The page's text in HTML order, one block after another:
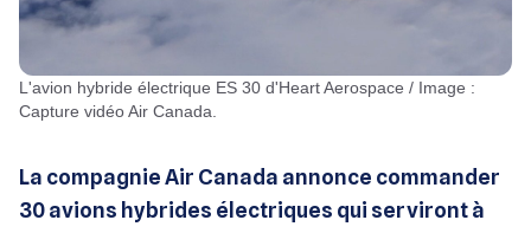
L'avion hybride électrique ES 30 d'Heart Aerospace / Image :
Capture vidéo Air Canada.
La compagnie Air Canada annonce commander
30 avions hybrides électriques qui serviront à